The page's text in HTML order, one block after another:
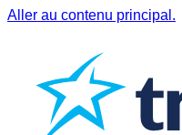
Aller au contenu principal.